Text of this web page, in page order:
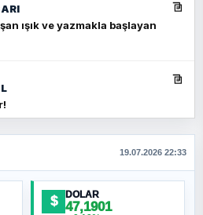
ışık ve yazmakla başlayan
NATO Toplantısı mı, Yeni
Provası mı?
19.07.2026 22:33
$ DOLAR
47,1901